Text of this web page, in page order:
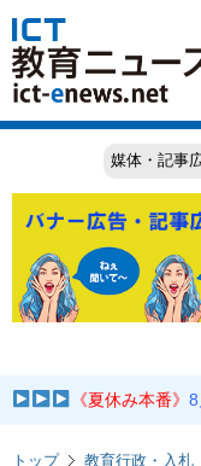
媒体・記事
《夏休み本番》
トップ 教育行政・入札